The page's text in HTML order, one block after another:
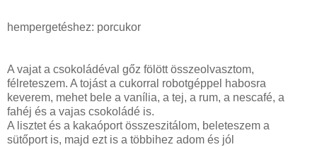
hempergetéshez: porcukor
A vajat a csokoládéval gőz fölött összeolvasztom,
félreteszem. A tojást a cukorral robotgéppel habosra
keverem, mehet bele a vanília, a tej, a rum, a nescafé, a
fahéj és a vajas csokoládé is.
A lisztet és a kakaóport összeszitálom, beleteszem a
sütőport is, majd ezt is a többihez adom és jól